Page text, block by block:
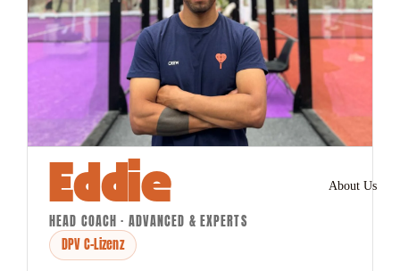
About Us
Eddie
HEAD COACH · ADVANCED & EXPERTS
DPV C-Lizenz